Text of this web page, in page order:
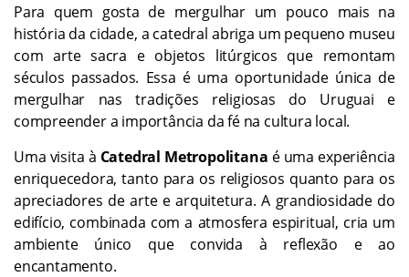
Para quem gosta de mergulhar um pouco mais na
história da cidade, a catedral abriga um pequeno museu
com arte sacra e objetos litúrgicos que remontam
séculos passados. Essa é uma oportunidade única de
mergulhar nas tradições religiosas do Uruguai e
compreender a importância da fé na cultura local.
Uma visita à Catedral Metropolitana é uma experiência
enriquecedora, tanto para os religiosos quanto para os
apreciadores de arte e arquitetura. A grandiosidade do
edifício, combinada com a atmosfera espiritual, cria um
ambiente único que convida à reflexão e ao
encantamento.